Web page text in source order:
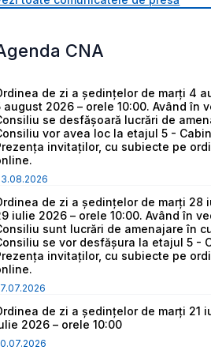
CNA
de zi a ședințelor de marți 4
august 2026 – orele 10:00. Având în
se desfășoară lucrări de
vor avea loc la etajul 5 -
invitaților, cu subiecte pe
de zi a ședințelor de marți 28
iulie 2026 – orele 10:00. Având în
sunt lucrări de amenajare în
se vor desfășura la etajul 5 -
invitaților, cu subiecte pe
de zi a ședințelor de marți 21
2026 – orele 10:00